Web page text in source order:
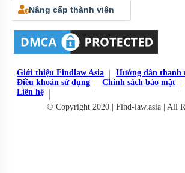
Nâng cấp thành viên
Giới thiệu Findlaw Asia
Hướng dẫn thanh
Điều khoản sử dụng
Chính sách bảo mật
Liên hệ
© Copyright 2020 | Find-law.asia | All